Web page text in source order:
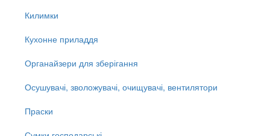
Килимки
Кухонне приладдя
Органайзери для зберігання
Осушувачі, зволожувачі, очищувачі, вентилятори
Праски